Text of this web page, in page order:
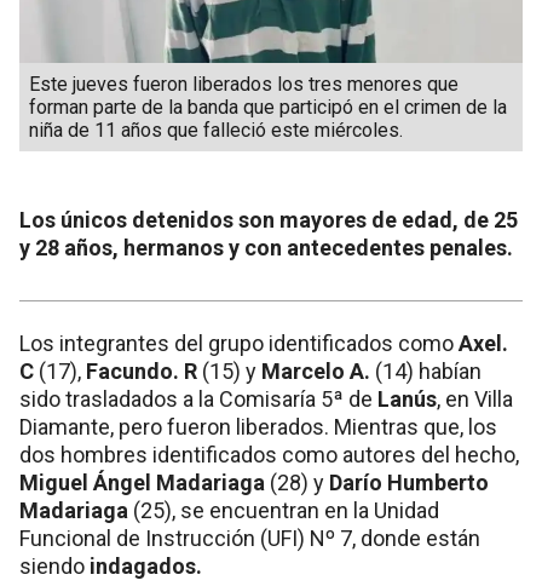
Este jueves fueron liberados los tres menores que
forman parte de la banda que participó en el crimen de la
niña de 11 años que falleció este miércoles.
Los únicos detenidos son mayores de edad, de 25
y 28 años, hermanos y con antecedentes penales.
Los integrantes del grupo identificados comoAxel.
C (17), Facundo. R (15) y Marcelo A. (14) habían
sido trasladados a la Comisaría 5ª de Lanús, en Villa
Diamante, pero fueron liberados. Mientras que, los
dos hombres identificados como autores del hecho,
Miguel Ángel Madariaga (28) y Darío Humberto
Madariaga (25), se encuentran en la Unidad
Funcional de Instrucción (UFI) Nº 7, donde están
siendo indagados.